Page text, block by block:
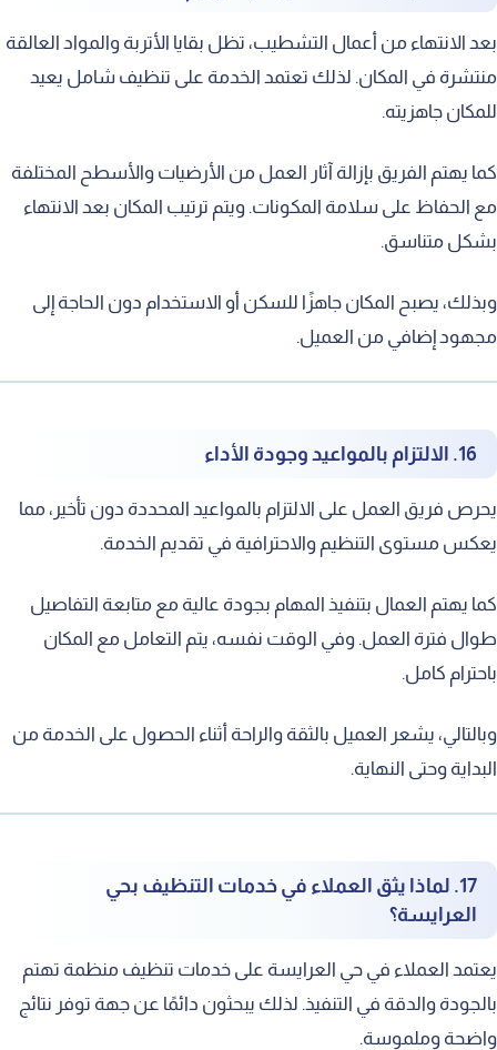
بعد الانتهاء من أعمال التشطيب، تظل بقايا الأتربة والمواد العالقة
منتشرة في المكان. لذلك تعتمد الخدمة على تنظيف شامل يعيد
للمكان جاهزيته.
كما يهتم الفريق بإزالة آثار العمل من الأرضيات والأسطح المختلفة
مع الحفاظ على سلامة المكونات. ويتم ترتيب المكان بعد الانتهاء
بشكل متناسق.
وبذلك، يصبح المكان جاهزًا للسكن أو الاستخدام دون الحاجة إلى
مجهود إضافي من العميل.
16. الالتزام بالمواعيد وجودة الأداء
يحرص فريق العمل على الالتزام بالمواعيد المحددة دون تأخير، مما
يعكس مستوى التنظيم والاحترافية في تقديم الخدمة.
كما يهتم العمال بتنفيذ المهام بجودة عالية مع متابعة التفاصيل
طوال فترة العمل. وفي الوقت نفسه، يتم التعامل مع المكان
باحترام كامل.
وبالتالي، يشعر العميل بالثقة والراحة أثناء الحصول على الخدمة من
البداية وحتى النهاية.
17. لماذا يثق العملاء في خدمات التنظيف بحي
العرايسة؟
يعتمد العملاء في حي العرايسة على خدمات تنظيف منظمة تهتم
بالجودة والدقة في التنفيذ. لذلك يبحثون دائمًا عن جهة توفر نتائج
واضحة وملموسة.